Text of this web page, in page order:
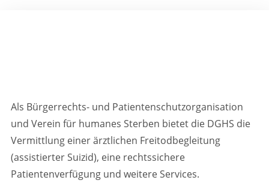
Als Bürgerrechts- und Patientenschutzorganisation
und Verein für humanes Sterben bietet die DGHS die
Vermittlung einer ärztlichen Freitodbegleitung
(assistierter Suizid), eine rechtssichere
Patientenverfügung und weitere Services.